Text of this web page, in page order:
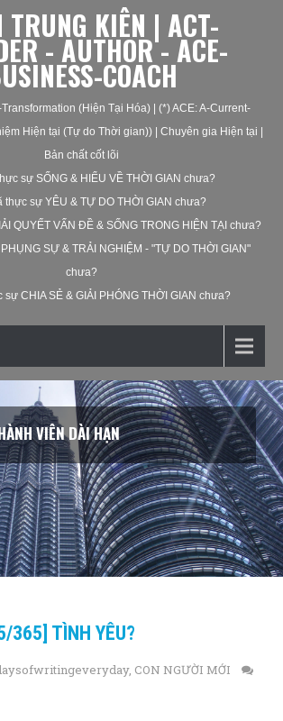
TRUNG KIÊN | ACT-
- AUTHOR - ACE-
COACH
(Hiện Tại Hóa) | (*) ACE: A-Current-
Hiện tại (Tự do Thời gian)) | Chuyên gia Hiện tại |
Bản chất cốt lõi
sự SỐNG & HIỂU VỀ THỜI GIAN chưa?
thực sự YÊU & TỰ DO THỜI GIAN chưa?
QUYẾT VẤN ĐỀ & SỐNG TRONG HIỆN TẠI chưa?
SỰ & TRẢI NGHIỆM - "TỰ DO THỜI GIAN"
chưa?
sự CHIA SẺ & GIẢI PHÓNG THỜI GIAN chưa?
VIÊN DÀI HẠN
365] TÌNH YÊU?
, CON NGƯỜI MỚI